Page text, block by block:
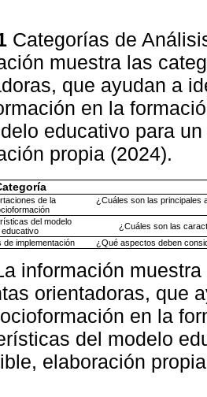
Categorías de
muestra las
que ayudan a
en la
educativo para
propia (2024).
de la
¿Cuáles son las principales
del modelo
educativo
¿Cuáles son las
de implementación
¿Qué aspectos deben
información
orientadoras, que
en la
del modelo
elaboración